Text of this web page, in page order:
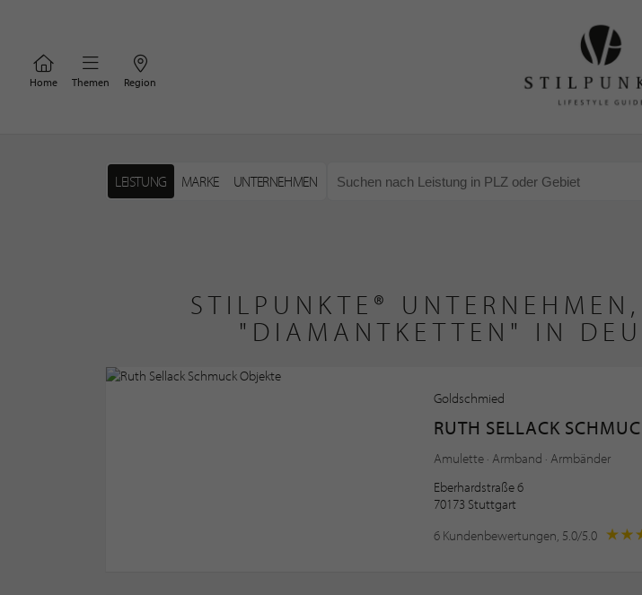
Home Themen Region
LEISTUNG MARKE UNTERNEHMEN
STILPUNKTE®
"DIAMANTKETTEN" IN
Goldschmied
RUTH SELLACK
Amulette · Armband · Armbänder
Eberhardstraße 6
70173 Stuttgart
6 Kundenbewertungen, 5.0/5.0